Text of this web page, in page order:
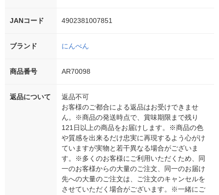
JANコード 4902381007851
ブランド にんべん
商品番号 AR70098
返品について
返品不可
お客様のご都合による返品はお受けできませ
ん。※商品の発送時点で、賞味期限まで残り
121日以上の商品をお届けします。※商品の色
や質感を出来るだけ忠実に再現するよう心がけ
ていますが実物と若干異なる場合がございま
す。※多くのお客様にご利用いただくため、同
一のお客様からの大量のご注文、同一のお届け
先への大量のご注文は、ご注文のキャンセルを
させていただく場合がございます。※一緒にご